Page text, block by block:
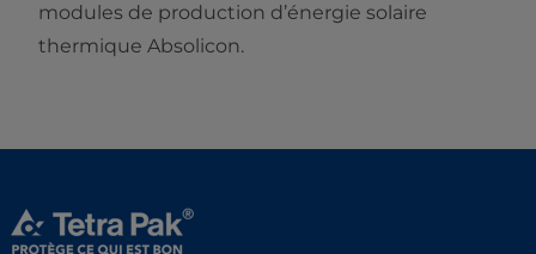
modules de production d’énergie solaire
thermique Absolicon.